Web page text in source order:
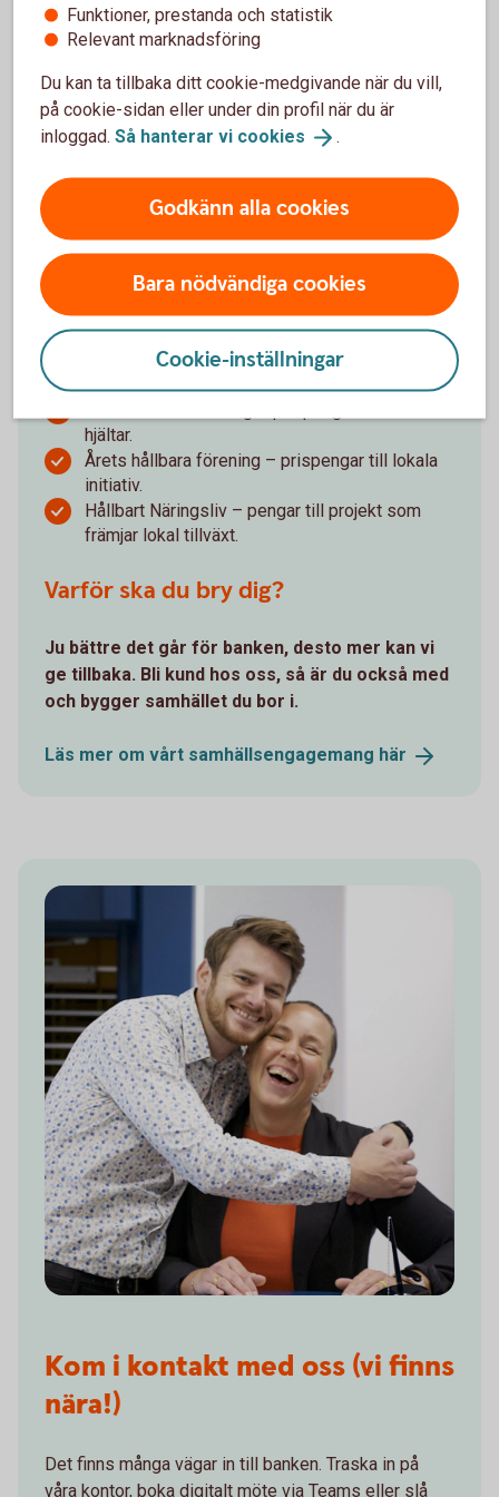
vad vi gör lokalt, förutom att vara din bank.
Sponsrar aktiviteter som ger fler unga en
meningsfull fritid.
Stöttar utbildningar som simskolor och
Lyfter insatser som minskar psykisk ohälsa.
Ger ekonomiskt stöd till lokalt föreningsliv och
Ung ekonomi – ekonomiundervisning i lokala
skolorna.
Ung & Driftig – vårt pris till unga entreprenörer.
Miljonen – pengar vi delar ut till hållbara idéer.
Energimiljonen – stöd till energismarta
föreningar.
hjältar.
Årets hållbara förening – prispengar till lokala
initiativ.
Hållbart Näringsliv – pengar till projekt som
främjar lokal tillväxt.
Varför ska du bry dig?
Ju bättre det går för banken, desto mer kan vi
ge tillbaka. Bli kund hos oss, så är du också med
och bygger samhället du bor i.
Läs mer om vårt samhällsengagemang här
Kom i kontakt med oss (vi finns
nära!)
Det finns många vägar in till banken. Traska in på
våra kontor, boka digitalt möte via Teams eller slå
Funktioner, prestanda och statistik
Relevant marknadsföring
Du kan ta tillbaka ditt cookie-medgivande när du vill,
på cookie-sidan eller under din profil när du är
inloggad. Så hanterar vi cookies .
Godkänn alla cookies
Bara nödvändiga cookies
Cookie-inställningar